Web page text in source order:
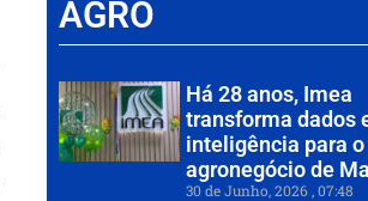
AGRO
Há 28 anos, Imea
transforma dados
inteligência para o
agronegócio de
30 de Junho, 2026 07:48